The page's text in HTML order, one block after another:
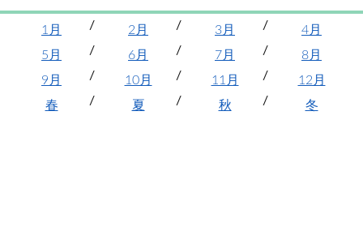
1月 2月 3月
4月
5月
6月 7月
8月
9月
10月 11月
12月
春
夏 秋 冬